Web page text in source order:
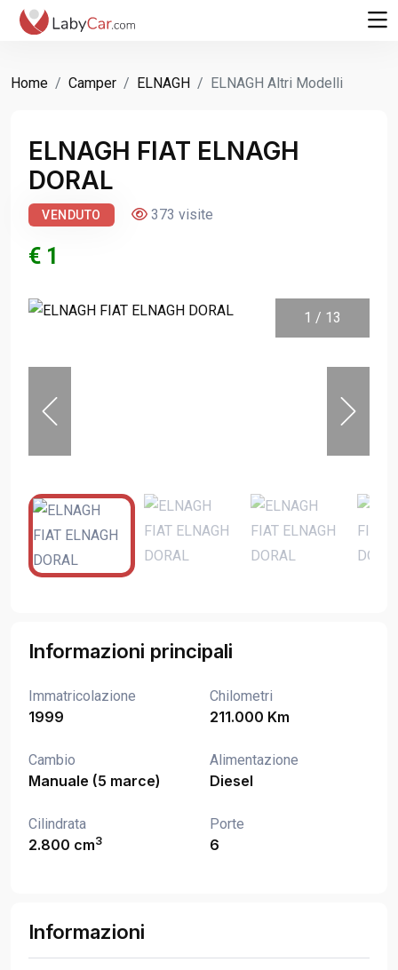
Home Camper ELNAGH ELNAGH Altri Modelli
ELNAGH FIAT ELNAGH
DORAL
VENDUTO 373 visite
€ 1
1 / 13
Informazioni principali
Immatricolazione
1999
Chilometri
211.000 Km
Cambio
Manuale (5 marce)
Alimentazione
Diesel
Cilindrata
2.800 cm3
Porte
6
Informazioni